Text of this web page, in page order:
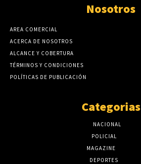
Nosotros
AREA COMERCIAL
ACERCA DE NOSOTROS
ALCANCE Y COBERTURA
TÉRMINOS Y CONDICIONES
POLÍTICAS DE PUBLICACIÓN
Categorias
NACIONAL
POLICIAL
MAGAZINE
DEPORTES